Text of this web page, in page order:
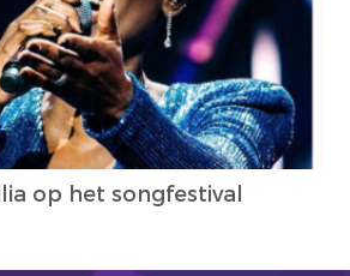
op het songfestival